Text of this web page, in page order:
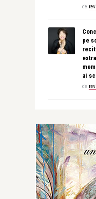
de
pe
ai
de